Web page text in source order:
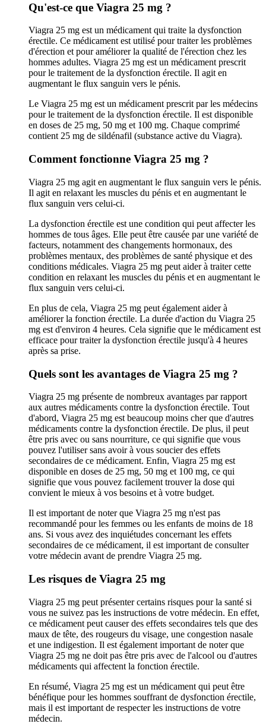
Qu'est-ce que Viagra 25 mg ?
Viagra 25 mg est un médicament qui traite la dysfonction
érectile. Ce médicament est utilisé pour traiter les problèmes
d'érection et pour améliorer la qualité de l'érection chez les
hommes adultes. Viagra 25 mg est un médicament prescrit
pour le traitement de la dysfonction érectile. Il agit en
augmentant le flux sanguin vers le pénis.
Le Viagra 25 mg est un médicament prescrit par les médecins
pour le traitement de la dysfonction érectile. Il est disponible
en doses de 25 mg, 50 mg et 100 mg. Chaque comprimé
contient 25 mg de sildénafil (substance active du Viagra).
Comment fonctionne Viagra 25 mg ?
Viagra 25 mg agit en augmentant le flux sanguin vers le pénis.
Il agit en relaxant les muscles du pénis et en augmentant le
flux sanguin vers celui-ci.
La dysfonction érectile est une condition qui peut affecter les
hommes de tous âges. Elle peut être causée par une variété de
facteurs, notamment des changements hormonaux, des
problèmes mentaux, des problèmes de santé physique et des
conditions médicales. Viagra 25 mg peut aider à traiter cette
condition en relaxant les muscles du pénis et en augmentant le
flux sanguin vers celui-ci.
En plus de cela, Viagra 25 mg peut également aider à
améliorer la fonction érectile. La durée d'action du Viagra 25
mg est d'environ 4 heures. Cela signifie que le médicament est
efficace pour traiter la dysfonction érectile jusqu'à 4 heures
après sa prise.
Quels sont les avantages de Viagra 25 mg ?
Viagra 25 mg présente de nombreux avantages par rapport
aux autres médicaments contre la dysfonction érectile. Tout
d'abord, Viagra 25 mg est beaucoup moins cher que d'autres
médicaments contre la dysfonction érectile. De plus, il peut
être pris avec ou sans nourriture, ce qui signifie que vous
pouvez l'utiliser sans avoir à vous soucier des effets
secondaires de ce médicament. Enfin, Viagra 25 mg est
disponible en doses de 25 mg, 50 mg et 100 mg, ce qui
signifie que vous pouvez facilement trouver la dose qui
convient le mieux à vos besoins et à votre budget.
Il est important de noter que Viagra 25 mg n'est pas
recommandé pour les femmes ou les enfants de moins de 18
ans. Si vous avez des inquiétudes concernant les effets
secondaires de ce médicament, il est important de consulter
votre médecin avant de prendre Viagra 25 mg.
Les risques de Viagra 25 mg
Viagra 25 mg peut présenter certains risques pour la santé si
vous ne suivez pas les instructions de votre médecin. En effet,
ce médicament peut causer des effets secondaires tels que des
maux de tête, des rougeurs du visage, une congestion nasale
et une indigestion. Il est également important de noter que
Viagra 25 mg ne doit pas être pris avec de l'alcool ou d'autres
médicaments qui affectent la fonction érectile.
En résumé, Viagra 25 mg est un médicament qui peut être
bénéfique pour les hommes souffrant de dysfonction érectile,
mais il est important de respecter les instructions de votre
médecin.